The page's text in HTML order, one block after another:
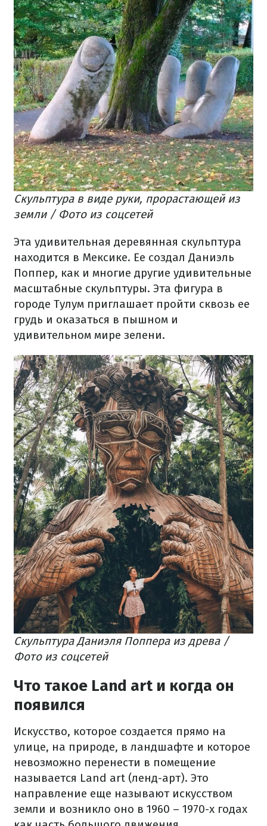
Скульптура в виде руки, прорастающей из
земли / Фото из соцсетей
Эта удивительная деревянная скульптура
находится в Мексике. Ее создал Даниэль
Поппер, как и многие другие удивительные
масштабные скульптуры. Эта фигура в
городе Тулум приглашает пройти сквозь ее
грудь и оказаться в пышном и
удивительном мире зелени.
Скульптура Даниэля Поппера из древа /
Фото из соцсетей
Что такое Land art и когда он
появился
Искусство, которое создается прямо на
улице, на природе, в ландшафте и которое
невозможно перенести в помещение
называется Land art (ленд-арт). Это
направление еще называют искусством
земли и возникло оно в 1960 – 1970-х годах